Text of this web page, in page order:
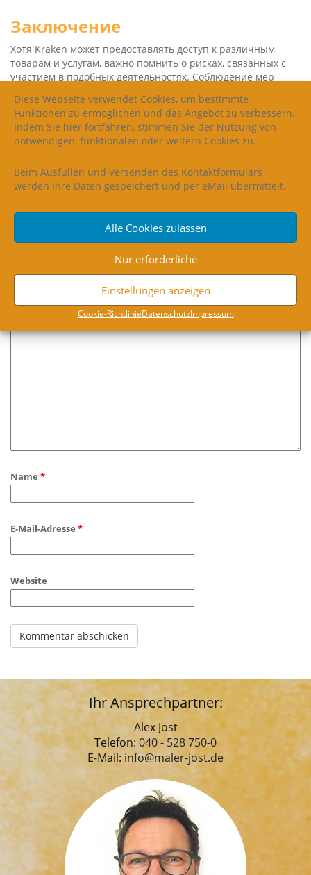
Diese Webseite verwendet Cookies, um bestimmte
Funktionen zu ermöglichen und das Angebot zu verbessern.
Indem Sie hier fortfahren, stimmen Sie der Nutzung von
notwendigen, funktionalen oder weitern Cookies zu.
Beim Ausfüllen und Versenden des Kontaktformulars
werden Ihre Daten gespeichert und per eMail übermittelt.
Alle Cookies zulassen
Nur erforderliche
Einstellungen anzeigen
Coo­kie-Richt­li­nieDaten­schutzImpres­sum
Заключение
Хотя Kra­ken может предоставлять доступ к различным
товарам и услугам, важно помнить о рисках, связанных с
участием в подобных деятельностях. Соблюдение мер
оплаты поможет защитить вас от возможных негативных
последствий. Всегда помните о своей безопасности и
осторожно относитесь к своим действиям в онлайн-
пространстве.
Deine E-Mail-Adresse wird nicht veröffentlicht. Erforderliche Felder sind mit
Name *
E-Mail-Adresse *
Website
Ihr Ansprechpartner:
Alex Jost
Telefon:040 - 528 750-0
E-Mail: info@maler-jost.de